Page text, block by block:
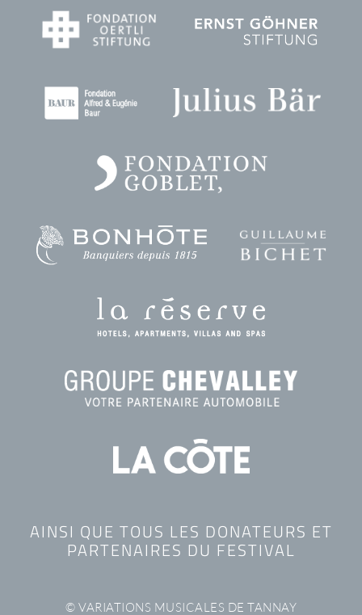
AINSI QUE TOUS LES DONATEURS ET
PARTENAIRES DU FESTIVAL
© VARIATIONS MUSICALES DE TANNAY